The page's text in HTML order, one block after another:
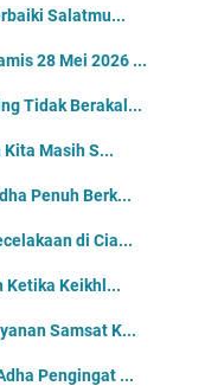
Salatmu...
28 Mei 2026 ...
Tidak Berakal...
Masih S...
Penuh Berk...
di Cia...
Ketika Keikhl...
Samsat K...
Pengingat ...